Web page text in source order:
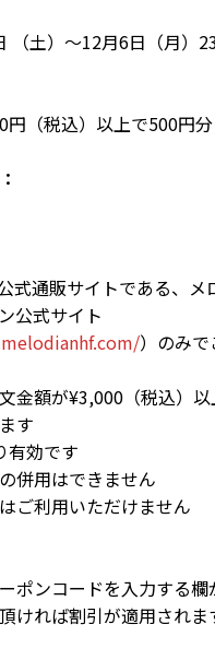
（土）〜12月6日（月）
円（税込）以上で500円
式通販サイトである、メ
公式サイト
）のみ
金額が¥3,000（税込）
す
有効です
併用はできません
ご利用いただけません
ポンコードを入力する欄
ければ割引が適用されま